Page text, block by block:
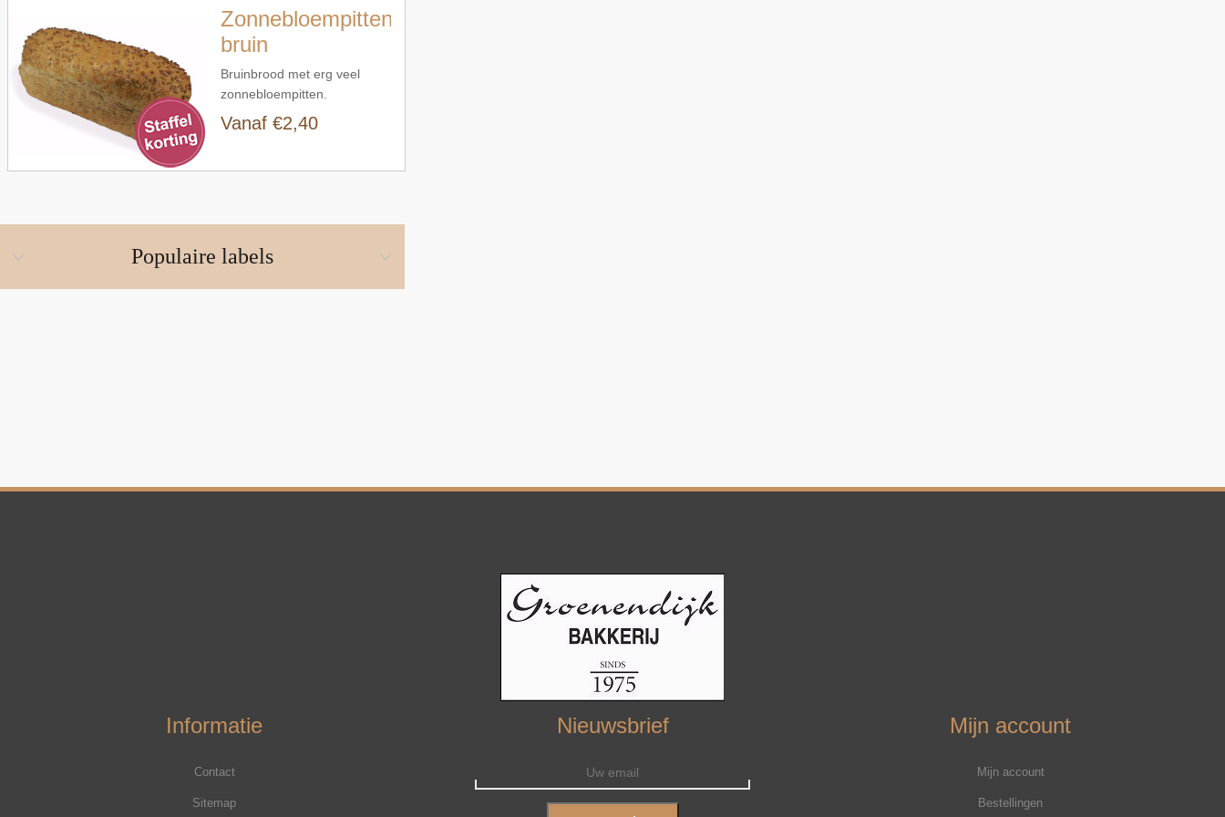
Zonnebloempittenbrood
bruin
Bruinbrood met erg veel
zonnebloempitten.
Vanaf €2,40
Populaire labels
Informatie
Contact
Sitemap
Nieuwsbrief Mijn account
Mijn account
Bestellingen